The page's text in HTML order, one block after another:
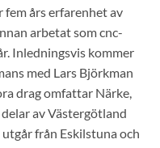
års erfarenhet av
arbetat som cnc-
Inledningsvis kommer
med Lars Björkman
drag omfattar Närke,
av Västergötland
från Eskilstuna och